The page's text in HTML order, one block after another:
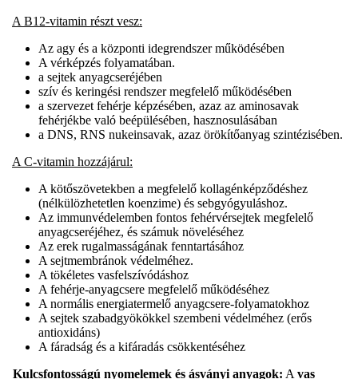
A B12-vitamin részt vesz:
Az agy és a központi idegrendszer működésében
A vérképzés folyamatában.
a sejtek anyagcseréjében
szív és keringési rendszer megfelelő működésében
a szervezet fehérje képzésében, azaz az aminosavak
fehérjékbe való beépülésében, hasznosulásában
a DNS, RNS nukeinsavak, azaz örökítőanyag szintézisében.
A C-vitamin hozzájárul:
A kötőszövetekben a megfelelő kollagénképződéshez
(nélkülözhetetlen koenzime) és sebgyógyuláshoz.
Az immunvédelemben fontos fehérvérsejtek megfelelő
anyagcseréjéhez, és számuk növeléséhez
Az erek rugalmasságának fenntartásához
A sejtmembránok védelméhez.
A tökéletes vasfelszívódáshoz
A fehérje-anyagcsere megfelelő működéséhez
A normális energiatermelő anyagcsere-folyamatokhoz
A sejtek szabadgyökökkel szembeni védelméhez (erős
antioxidáns)
A fáradság és a kifáradás csökkentéséhez
Kulcsfontosságú nyomelemek és ásványi anyagok: A vas